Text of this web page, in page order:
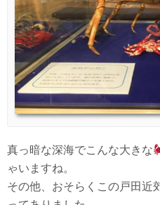
真っ暗な深海でこんな大きな
ゃいますね。
その他、おそらくこの戸田近